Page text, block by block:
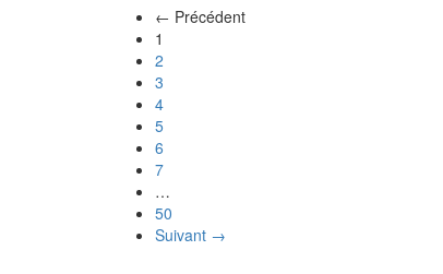
← Précédent
1
2
3
4
5
6
7
…
50
Suivant →